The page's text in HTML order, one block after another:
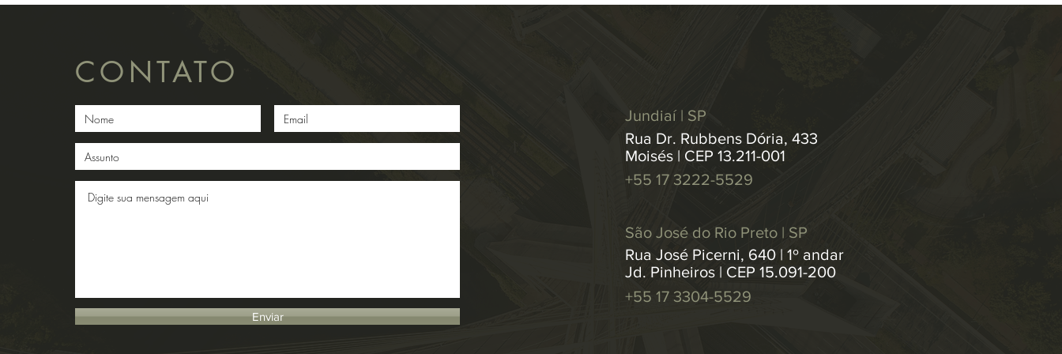
CONTATO
Enviar
Jundiaí | SP
Rua Dr. Rubbens Dória, 433
Moisés | CEP 13.211-001
+55 17 3222-5529
São José do Rio Preto | SP
Rua José Picerni, 640 | 1º andar
Jd. Pinheiros | CEP 15.091-200
+55 17 3304-5529